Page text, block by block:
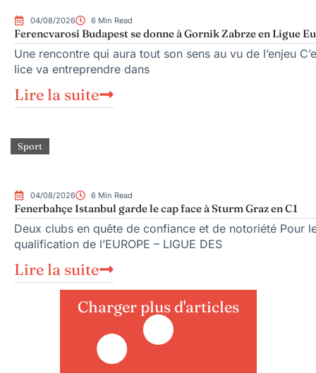
04/08/2026 6 Min Read
Ferencvarosi Budapest se donne à Gornik Zabrze en Ligue
Une rencontre qui aura tout son sens au vu de l’enjeu
lice va entreprendre dans
Lire la suite
Sport
04/08/2026 6 Min Read
Fenerbahçe Istanbul garde le cap face à Sturm Graz en C1
Deux clubs en quête de confiance et de notoriété Pour
qualification de l’EUROPE – LIGUE DES
Lire la suite
Charger plus d'articles